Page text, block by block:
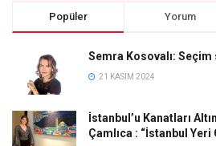
Popüler Yorum
Semra Kosovalı:
21 KASIM 2024
İstanbul’u Kanatları
Çamlıca : “İstanbul Yeri